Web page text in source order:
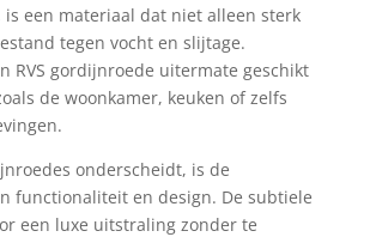
is een materiaal dat niet alleen sterk
tegen vocht en slijtage.
RVS gordijnroede uitermate geschikt
de woonkamer, keuken of zelfs
onderscheidt, is de
functionaliteit en design. De subtiele
een luxe uitstraling zonder te